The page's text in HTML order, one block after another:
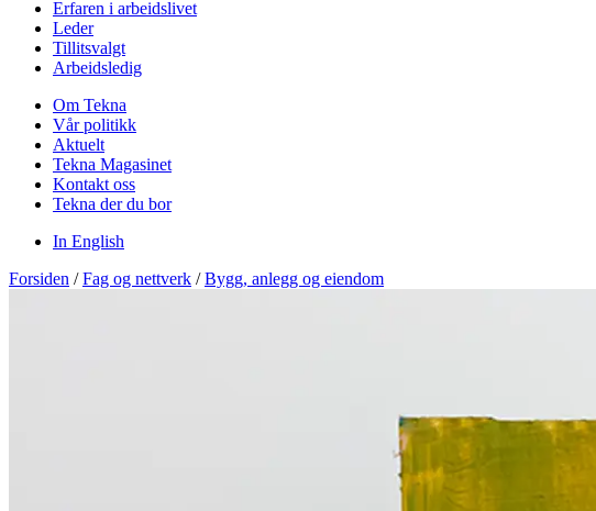
Erfaren i arbeidslivet
Leder
Tillitsvalgt
Arbeidsledig
Om Tekna
Vår politikk
Aktuelt
Tekna Magasinet
Kontakt oss
Tekna der du bor
In English
Forsiden / Fag og nettverk / Bygg, anlegg og eiendom